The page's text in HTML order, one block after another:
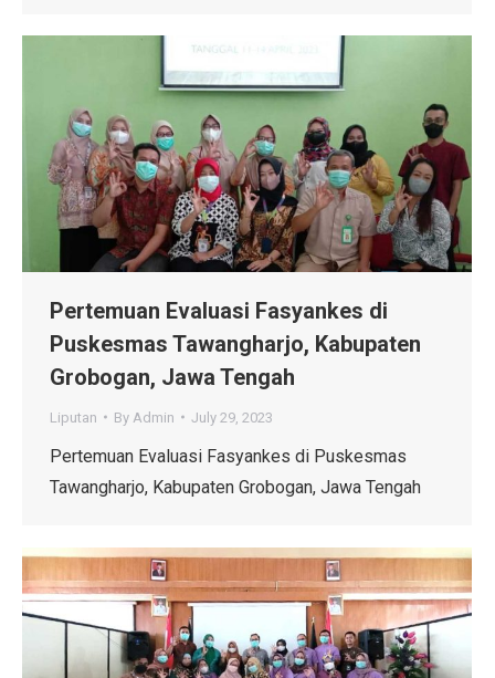
Pertemuan Evaluasi Fasyankes di
Puskesmas Tawangharjo, Kabupaten
Grobogan, Jawa Tengah
Liputan By Admin July 29, 2023
Pertemuan Evaluasi Fasyankes di Puskesmas
Tawangharjo, Kabupaten Grobogan, Jawa Tengah